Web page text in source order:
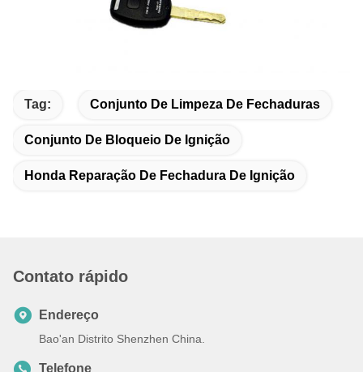
Tag: Conjunto De Limpeza De Fechaduras
Conjunto De Bloqueio De Ignição
Honda Reparação De Fechadura De Ignição
Contato rápido
Endereço
Bao'an Distrito Shenzhen China.
Telefone